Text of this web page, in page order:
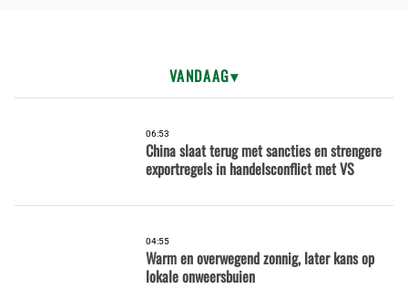
VANDAAG
06:53
China slaat terug met sancties en strengere
exportregels in handelsconflict met VS
04:55
Warm en overwegend zonnig, later kans op
lokale onweersbuien